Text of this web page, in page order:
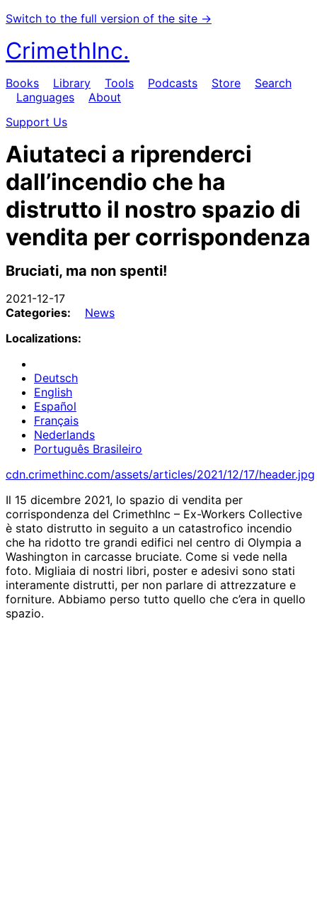
Switch to the full version of the site →
CrimethInc.
Books Library Tools Podcasts Store
Search
Languages
About
Support Us
Aiutateci a riprenderci
dall’incendio che ha
distrutto il nostro spazio di
vendita per corrispondenza
Bruciati, ma non spenti!
2021-12-17
Categories:
News
Localizations:
Deutsch
English
Español
Français
Nederlands
Português Brasileiro
cdn.crimethinc.com/assets/articles/2021/12/17/header.jpg
Il 15 dicembre 2021, lo spazio di vendita per
corrispondenza del CrimethInc – Ex-Workers Collective
è stato distrutto in seguito a un catastrofico incendio
che ha ridotto tre grandi edifici nel centro di Olympia a
Washington in carcasse bruciate. Come si vede nella
foto. Migliaia di nostri libri, poster e adesivi sono stati
interamente distrutti, per non parlare di attrezzature e
forniture. Abbiamo perso tutto quello che c’era in quello
spazio.